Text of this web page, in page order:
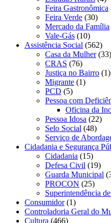
Feira Gastronômica
Feira Verde (30)
Mercado da Família
Vale-Gás (10)
Assistência Social (562)
Casa da Mulher(33)
CRAS (76)
Justiça no Bairro (1)
Migrante (1)
PCD (5)
Pessoa com
Oficina da
Pessoa Idosa (22)
Selo Social (48)
Serviço de
Cidadania e Segurança
Cidadania (15)
Defesa Civil (19)
Guarda Municipal
PROCON (25)
Superintendência
Consumidor(1)
Controladoria Geral do
Cultura (466)